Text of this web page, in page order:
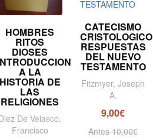
HOMBRES
RITOS
DIOSES
A LA
HISTORIA DE
LAS
RELIGIONES
De Velasco,
Francisco
CATECISMO
CRISTOLOGICO
RESPUESTAS
DEL NUEVO
TESTAMENTO
Fitzmyer, Joseph
A.
9,00€
Antes 10,00€